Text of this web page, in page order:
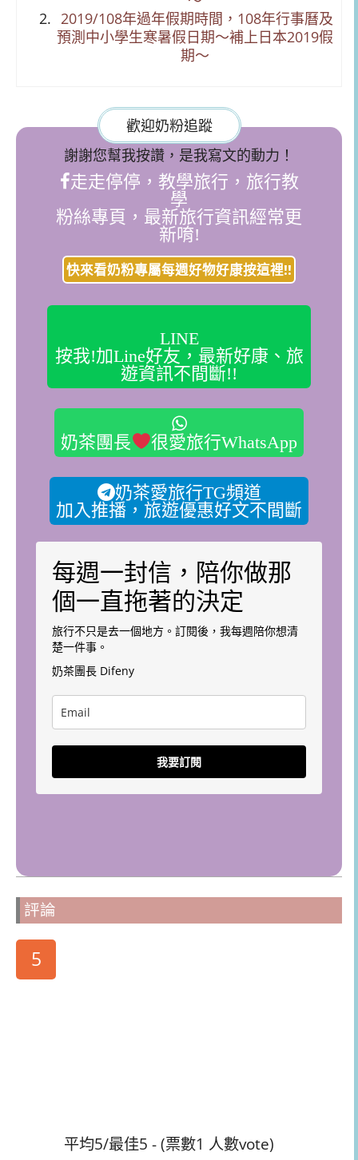
2019/108年過年假期時間，108年行事曆及
預測中小學生寒暑假日期～補上日本2019假
期～
歡迎奶粉追蹤
謝謝您幫我按讚，是我寫文的動力！
走走停停，教學旅行，旅行教
學
粉絲專頁，最新旅行資訊經常更
新唷!
快來看奶粉專屬每週好物好康按這裡!!
LINE
按我!加Line好友，最新好康、旅
遊資訊不間斷!!
奶茶團長 很愛旅行WhatsApp
奶茶愛旅行TG頻道
加入推播，旅遊優惠好文不間斷
每週一封信，陪你做那
個一直拖著的決定
旅行不只是去一個地方。訂閱後，我每週陪你想清
楚一件事。
奶茶團長 Difeny
我要訂閱
評論
5
平均5/最佳5 - (票數1 人數vote)